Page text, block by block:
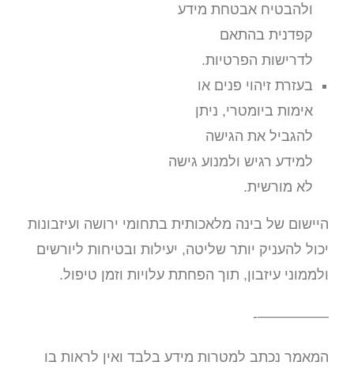
ולהבטיח אבטחת מידע
קפדנית בהתאם
לדרישות הפרטיות.
בעזרת זיהוי פנים או
אימות ביומטרי, ניתן
להגביל את הגישה
למידע רגיש ולמנוע גישה
לא מורשית.
היישום של בינה מלאכותית בתחומי ירושה ועיזבונות
יכול להעניק יותר שליטה, יעילות ובטיחות ליורשים
ולממוני עיזבון, תוך הפחתת עלויות וזמן טיפול.
—————-
המאמר נכתב למטרות מידע בלבד ואין לראות בו